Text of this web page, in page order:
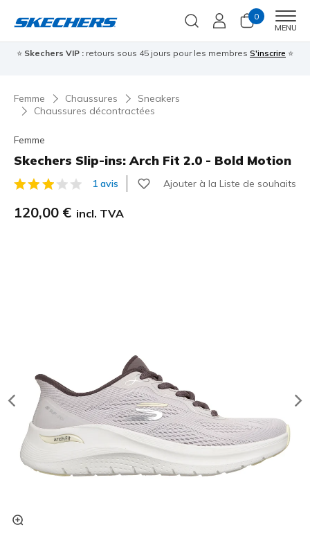
0
MENU
⭐ Skechers VIP : retours sous 45 jours pour les membres S'inscrire ⭐
Femme Chaussures
Sneakers
Chaussures décontractées
Femme
Skechers Slip-ins: Arch Fit 2.0 - Bold Motion
Évaluation client 5 sur 5
1 avis Ajouter à la Liste de souhaits
120,00 € incl. TVA